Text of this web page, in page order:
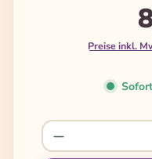
Preise inkl.
Produkt